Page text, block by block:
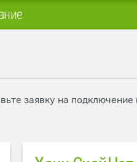
заявку на